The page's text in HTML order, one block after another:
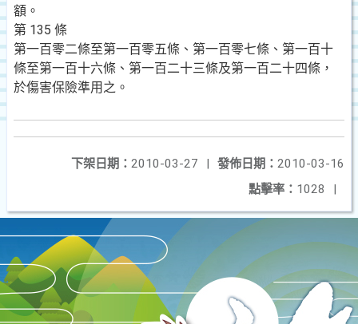
額。
第 135 條
第一百零二條至第一百零五條、第一百零七條、第一百十
條至第一百十六條、第一百二十三條及第一百二十四條，
於傷害保險準用之。
發佈日期： 2010-03-16
下架日期： 2010-03-27
|
點擊率： 1028 |